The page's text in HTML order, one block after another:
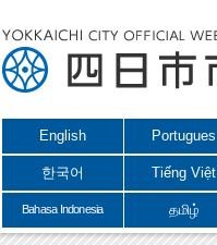
English Portugues
한국어 Tiếng Việt
Bahasa Indonesia தமிழ்